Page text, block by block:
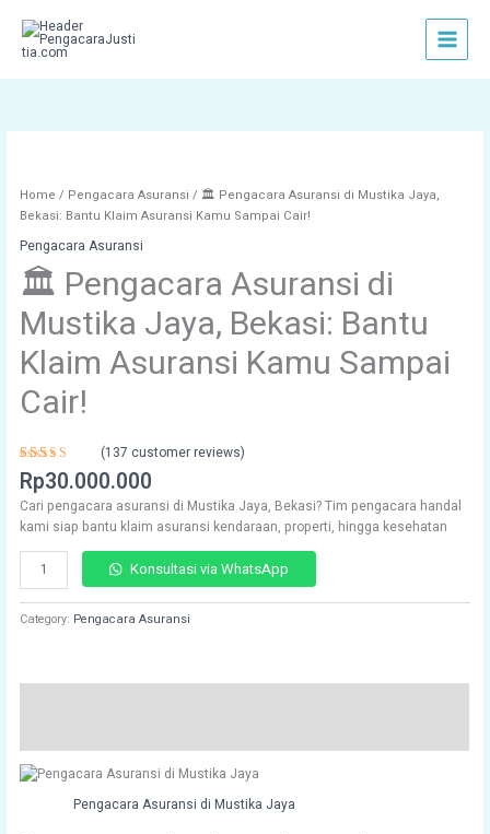
content
Home / Pengacara Asuransi / 🏛️ Pengacara Asuransi di Mustika Jaya,
Bekasi: Bantu Klaim Asuransi Kamu Sampai Cair!
Pengacara Asuransi
🏛️ Pengacara Asuransi di
Mustika Jaya, Bekasi: Bantu
Klaim Asuransi Kamu Sampai
Cair!
Rated
4.57out
of 5
based on
137
customer
(137 customer reviews)
Rp30.000.000
Cari pengacara asuransi di Mustika Jaya, Bekasi? Tim pengacara handal
kami siap bantu klaim asuransi kendaraan, properti, hingga kesehatan
Asuransi
di
Jaya,
Bekasi:
Bantu
Klaim
Asuransi
Kamu
Sampai
Cair!
quantity
Konsultasi via WhatsApp
Category: Pengacara Asuransi
Pengacara Asuransi di Mustika Jaya